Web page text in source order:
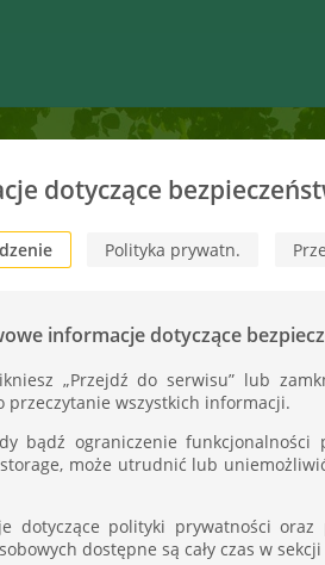
dotyczące
Polityka prywatn.
informacje dotyczące
„Przejdź do serwisu” lub
przeczytanie wszystkich informacji.
bądź ograniczenie funkcjonalności
może utrudnić lub
dotyczące polityki prywatności oraz
dostępne są cały czas w sekcji